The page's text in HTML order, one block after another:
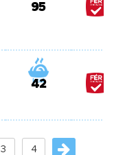
95
42
3 4